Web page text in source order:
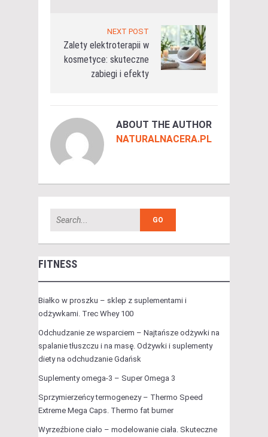
NEXT POST
Zalety elektroterapii w
kosmetyce: skuteczne
zabiegi i efekty
ABOUT THE AUTHOR
NATURALNACERA.PL
FITNESS
Białko w proszku – sklep z suplementami i
odżywkami. Trec Whey 100
Odchudzanie ze wsparciem – Najtańsze odżywki na
spalanie tłuszczu i na masę. Odżywki i suplementy
diety na odchudzanie Gdańsk
Suplementy omega-3 – Super Omega 3
Sprzymierzeńcy termogenezy – Thermo Speed
Extreme Mega Caps. Thermo fat burner
Wyrzeźbione ciało – modelowanie ciała. Skuteczne